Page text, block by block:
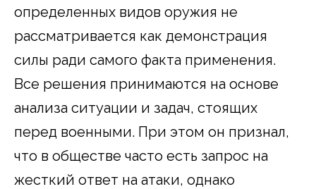
определенных видов оружия не
рассматривается как демонстрация
силы ради самого факта применения.
Все решения принимаются на основе
анализа ситуации и задач, стоящих
перед военными. При этом он признал,
что в обществе часто есть запрос на
жесткий ответ на атаки, однако